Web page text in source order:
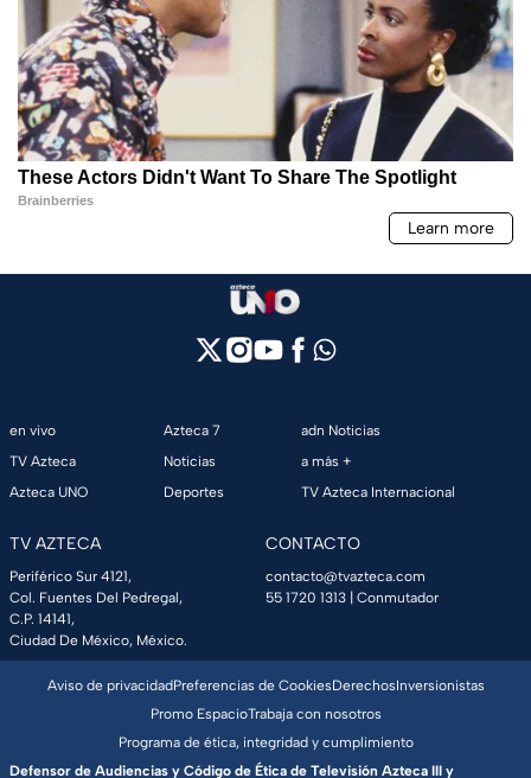
en vivo
TV Azteca
Azteca UNO
Azteca 7
Noticias
Deportes
adn Noticias
a más +
TV Azteca Internacional
TV AZTECA
Periférico Sur 4121,
Col. Fuentes Del Pedregal,
C.P. 14141,
Ciudad De México, México.
CONTACTO
contacto@tvazteca.com
55 1720 1313 | Conmutador
Aviso de privacidadPreferencias de CookiesDerechosInversionistas
Promo EspacioTrabaja con nosotros
Programa de ética, integridad y cumplimiento
Defensor de Audiencias y Código de Ética de Televisión Azteca III y